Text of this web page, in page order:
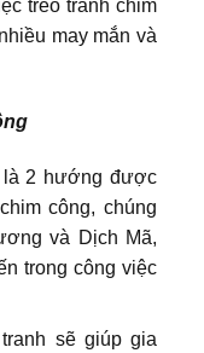
treo tranh chim
may mắn và
là 2 hướng được
công, chúng
và Dịch Mã,
trong công việc
sẽ giúp gia